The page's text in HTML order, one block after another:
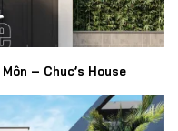
– Chuc’s House